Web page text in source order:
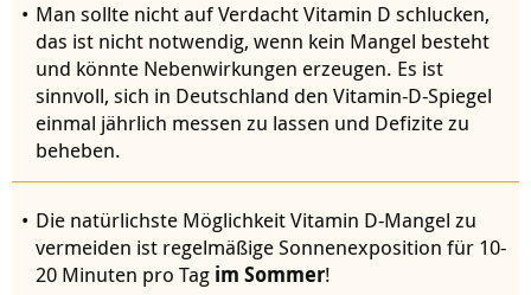
Man sollte nicht auf Verdacht Vitamin D schlucken,
das ist nicht notwendig, wenn kein Mangel besteht
und könnte Nebenwirkungen erzeugen. Es ist
sinnvoll, sich in Deutschland den Vitamin-D-Spiegel
einmal jährlich messen zu lassen und Defizite zu
beheben.
Die natürlichste Möglichkeit Vitamin D-Mangel zu
vermeiden ist regelmäßige Sonnenexposition für 10-
20 Minuten pro Tag im Sommer!